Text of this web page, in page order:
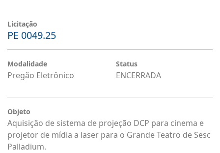
Licitação
PE 0049.25
Modalidade
Pregão Eletrônico
Status
ENCERRADA
Objeto
Aquisição de sistema de projeção DCP para cinema e
projetor de mídia a laser para o Grande Teatro de Sesc
Palladium.